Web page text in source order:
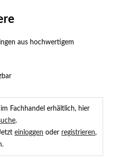
aus hochwertigem
Fachhandel erhältlich, hier
.
einloggen oder registrieren,